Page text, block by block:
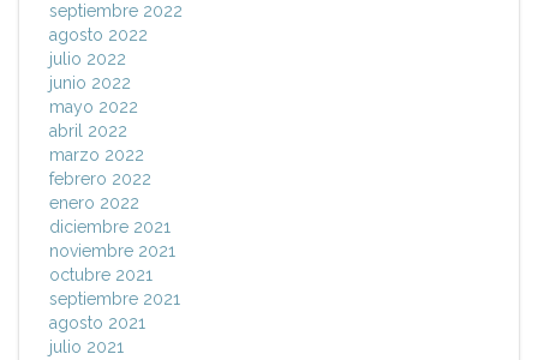
septiembre 2022
agosto 2022
julio 2022
junio 2022
mayo 2022
abril 2022
marzo 2022
febrero 2022
enero 2022
diciembre 2021
noviembre 2021
octubre 2021
septiembre 2021
agosto 2021
julio 2021